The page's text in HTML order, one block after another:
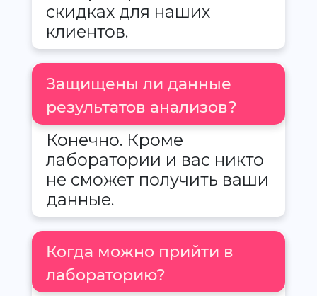
скидках для наших
клиентов.
Защищены ли данные
результатов анализов?
Конечно. Кроме
лаборатории и вас никто
не сможет получить ваши
данные.
Когда можно прийти в
лабораторию?